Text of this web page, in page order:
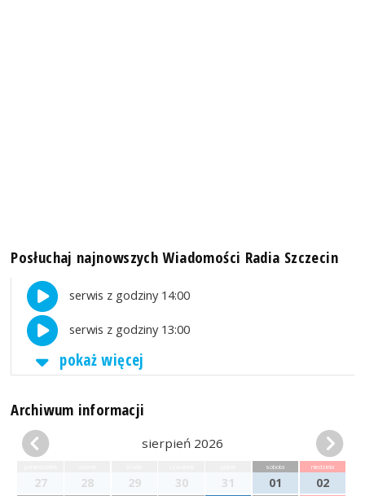
Posłuchaj najnowszych Wiadomości Radia Szczecin
serwis z godziny 14:00
serwis z godziny 13:00
pokaż więcej
Archiwum informacji
sierpień 2026
27 28 29 30 31
sobota
01
niedziela
02